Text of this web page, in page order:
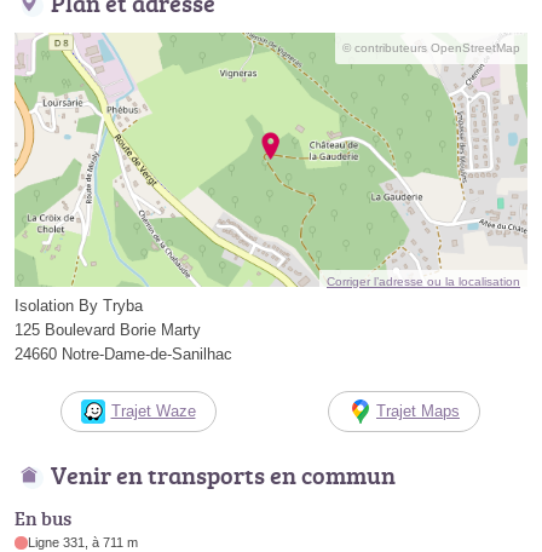
© contributeurs OpenStreetMap
Corriger l’adresse ou la localisation
Isolation By Tryba
125 Boulevard Borie Marty
24660 Notre-Dame-de-Sanilhac
Trajet Waze Trajet Maps
Venir en transports en commun
En bus
Ligne 331, à 711 m